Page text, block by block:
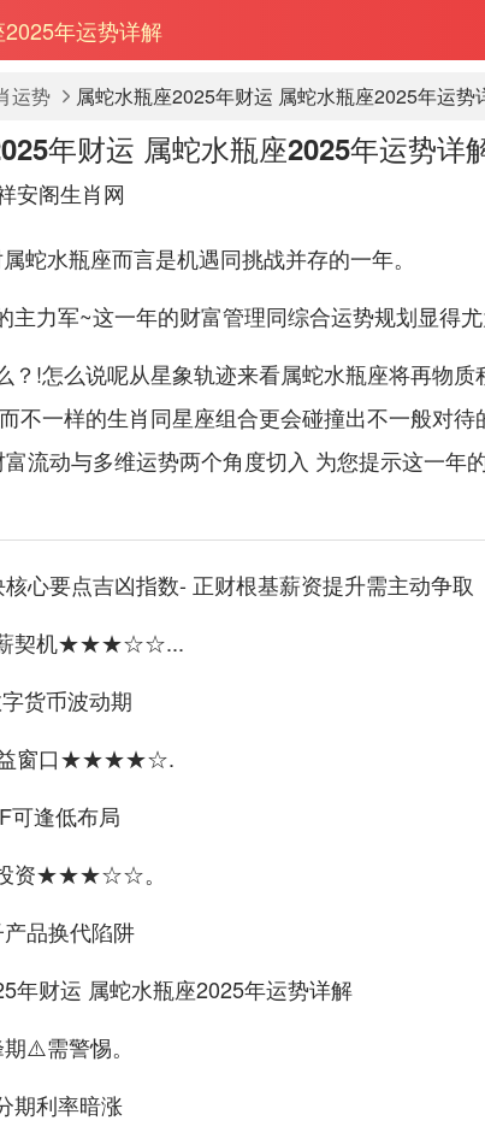
年运势详解
运势 属蛇水瓶座2025年财运 属蛇水瓶座2025年运势
年财运 属蛇水瓶座2025年运势详
安阁生肖网
蛇水瓶座而言是机遇同挑战并存的一年。
主力军~这一年的财富管理同综合运势规划显得
？!怎么说呢从星象轨迹来看属蛇水瓶座将再物质
不一样的生肖同星座组合更会碰撞出不一般对待
流动与多维运势两个角度切入 为您提示这一年
心要点吉凶指数- 正财根基薪资提升需主动争取
薪契机★★★☆☆...
货币波动期
益窗口★★★★☆.
可逢低布局
投资★★★☆☆。
品换代陷阱
⚠️需警惕。
期利率暗涨